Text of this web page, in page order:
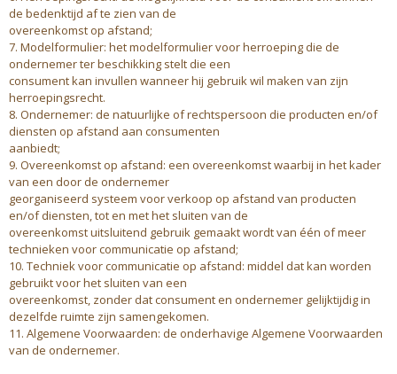
de bedenktijd af te zien van de
overeenkomst op afstand;
7. Modelformulier: het modelformulier voor herroeping die de
ondernemer ter beschikking stelt die een
consument kan invullen wanneer hij gebruik wil maken van zijn
herroepingsrecht.
8. Ondernemer: de natuurlijke of rechtspersoon die producten en/of
diensten op afstand aan consumenten
aanbiedt;
9. Overeenkomst op afstand: een overeenkomst waarbij in het kader
van een door de ondernemer
georganiseerd systeem voor verkoop op afstand van producten
en/of diensten, tot en met het sluiten van de
overeenkomst uitsluitend gebruik gemaakt wordt van één of meer
technieken voor communicatie op afstand;
10. Techniek voor communicatie op afstand: middel dat kan worden
gebruikt voor het sluiten van een
overeenkomst, zonder dat consument en ondernemer gelijktijdig in
dezelfde ruimte zijn samengekomen.
11. Algemene Voorwaarden: de onderhavige Algemene Voorwaarden
van de ondernemer.